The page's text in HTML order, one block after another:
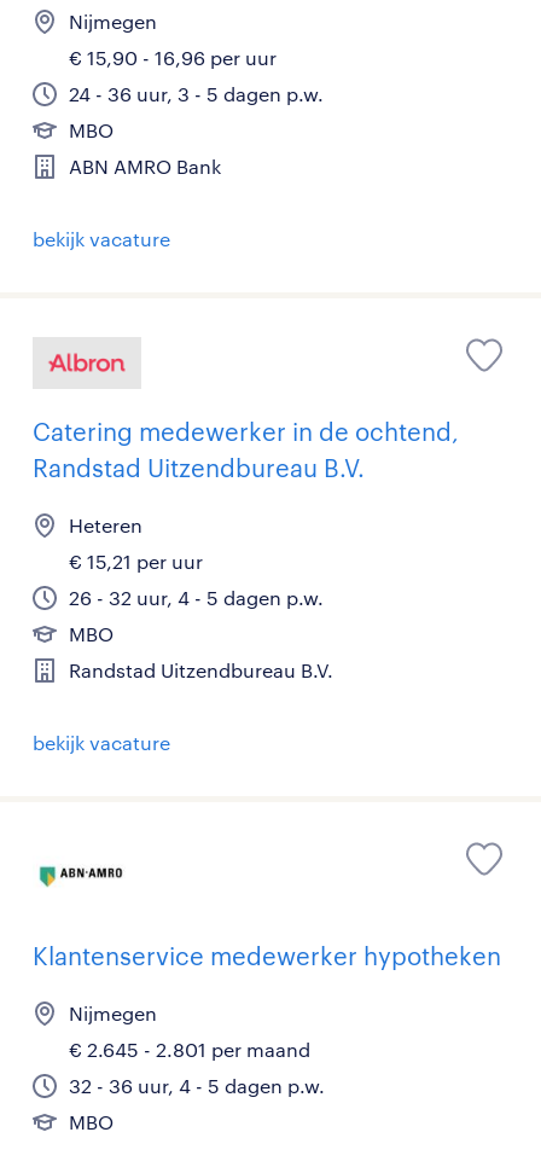
Nijmegen
€ 15,90 - 16,96 per uur
24 - 36 uur, 3 - 5 dagen p.w.
MBO
ABN AMRO Bank
bekijk vacature
Catering medewerker in de ochtend,
Randstad Uitzendbureau B.V.
Heteren
€ 15,21 per uur
26 - 32 uur, 4 - 5 dagen p.w.
MBO
Randstad Uitzendbureau B.V.
bekijk vacature
Klantenservice medewerker hypotheken
Nijmegen
€ 2.645 - 2.801 per maand
32 - 36 uur, 4 - 5 dagen p.w.
MBO